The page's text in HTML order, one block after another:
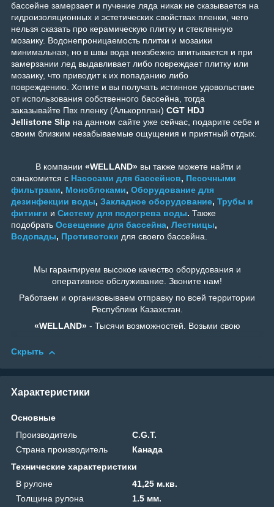
бассейне замерзает и пучение ляда никак не сказывается на
гидроизоляционных и эстетических свойствах пленки, чего
нельзя сказать про керамическую плитку и стеклянную
мозаику. Водонепроницаемость плитки и мозаики
минимальная, но в швы вода неизбежно впитывается и при
замерзании лед выдавливает либо повреждает плитку или
мозаику, что приводит к их попаданию либо
повреждению. Хотите и вы получать истинное удовольствие
от использования собственного бассейна, тогда
заказывайте Пвх пленку (Алькорплан) CGT HDJ
Jellistone Slip на данном сайте уже сейчас, подарите себе и
своим близким незабываемые ощущения и приятный отдых.
В компании «WELLAND» вы также можете найти и
ознакомится с Насосами для бассейнов, Песочными
фильтрами, Моноблоками, Оборудование для
дезинфекции воды, Закладное оборудование, Трубы и
фитинги и Систему для подогрева воды. Также
подобрать Освещение для бассейна, Лестницы,
Водопады, Противотоки для своего бассейна.
Мы гарантируем высокое качество оборудования и
оперативное обслуживание. Звоните нам!
Работаем и организовываем отправку по всей территории
Республики Казахстан.
«WELLAND»- Тысячи возможностей. Возьми свою
Скрыть
Характеристики
Основные
Производитель
C.G.T.
Страна производитель
Канада
Технические характеристики
В рулоне
41,25 м.кв.
Толщина рулона
1.5 мм.